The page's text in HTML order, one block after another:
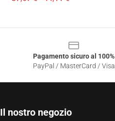
Pagamento sicuro al 100%
PayPal / MasterCard / Visa
Il nostro negozio